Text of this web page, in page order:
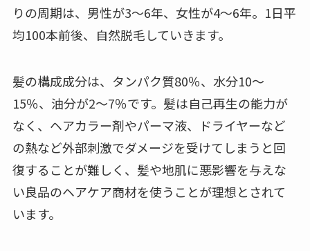
りの周期は、男性が3〜6年、女性が4〜6年。1日平
均100本前後、自然脱毛していきます。
髪の構成成分は、タンパク質80％、水分10〜
15％、油分が2〜7％です。髪は自己再生の能力が
なく、ヘアカラー剤やパーマ液、ドライヤーなど
の熱など外部刺激でダメージを受けてしまうと回
復することが難しく、髪や地肌に悪影響を与えな
い良品のヘアケア商材を使うことが理想とされて
います。